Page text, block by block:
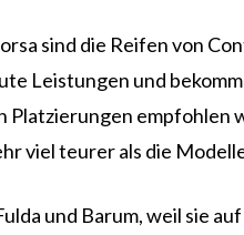
sind die Reifen von
Leistungen und
viel teurer als die
und Barum, weil sie